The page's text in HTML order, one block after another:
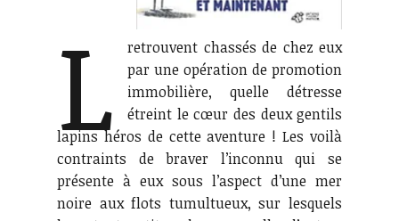
L
retrouvent chassés de chez eux
par une opération de promotion
immobilière, quelle détresse
étreint le cœur des deux gentils
lapins héros de cette aventure ! Les voilà
contraints de braver l’inconnu qui se
présente à eux sous l’aspect d’une mer
noire aux flots tumultueux, sur lesquels